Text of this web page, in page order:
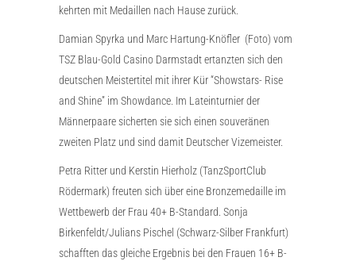
kehrten mit Medaillen nach Hause zurück.
Damian Spyrka und Marc Hartung-Knöfler (Foto) vom
TSZ Blau-Gold Casino Darmstadt ertanzten sich den
deutschen Meistertitel mit ihrer Kür “Showstars- Rise
and Shine” im Showdance. Im Lateinturnier der
Männerpaare sicherten sie sich einen souveränen
zweiten Platz und sind damit Deutscher Vizemeister.
Petra Ritter und Kerstin Hierholz (TanzSportClub
Rödermark) freuten sich über eine Bronzemedaille im
Wettbewerb der Frau 40+ B-Standard. Sonja
Birkenfeldt/Julians Pischel (Schwarz-Silber Frankfurt)
schafften das gleiche Ergebnis bei den Frauen 16+ B-